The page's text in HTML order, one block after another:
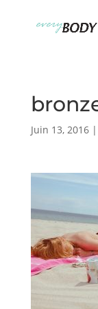
Juin 13, 2016|